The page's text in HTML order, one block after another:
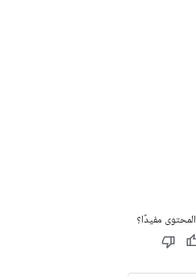
مفيدًا؟